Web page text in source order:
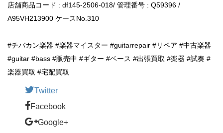
店舗商品コード : df145-2506-018/ 管理番号 : Q59396 /
A95VH213900 ケースNo.310
#チバカン楽器 #楽器マイスター #guitarrepair #リペア #中古楽器
#guitar #bass #販売中 #ギター #ベース #出張買取 #楽器 #試奏 #
楽器買取 #宅配買取
Twitter
Facebook
Google+